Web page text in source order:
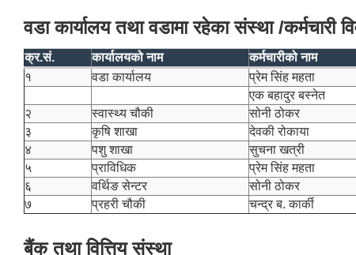
वडा कार्यालय तथा वडामा रहेका संस्था /कर्मचारी
क्र.सं. कार्यालयको नाम कर्मचारीको नाम
१
वडा कार्यालय प्रेम सिंह महता
एक बहादुर बस्नेत
२
स्वास्थ्य चौकी सोनी ठोकर
३
कृषि शाखा देवकी रोकाया
४
पशु शाखा सुचना खत्री
५
प्राविधिक प्रेम सिंह महता
६
वर्थिङ सेन्टर सोनी ठोकर
७
प्रहरी चौकी चन्द्र ब. कार्की
बैंक तथा वित्तिय संस्था